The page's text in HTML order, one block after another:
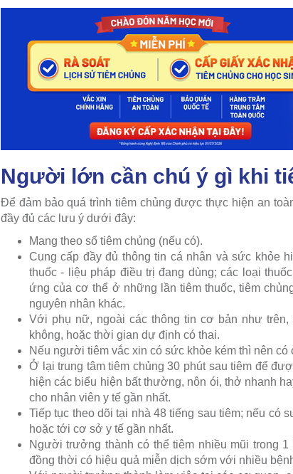
Người lớn cần chú ý gì khi
Để đảm bảo quá trình tiêm chủng được thực hiện an
đầy đủ các lưu ý dưới đây:
Mang theo sổ tiêm chủng (nếu có).
Cung cấp đầy đủ thông tin cá nhân và sức khỏe
thuốc - liệu pháp điều trị đang dùng; các loại
ứng của cơ thể ở những lần tiêm thuốc, tiêm
nguyên nhân khác.
Với phụ nữ, ngoài các thông tin cơ bản như
không, hoặc thời gian dự định có thai.
Nếu người tiêm vắc xin có sức khỏe kém thì nên có
Ở lại trung tâm tiêm chủng 30 phút sau tiêm để
hiện các biểu hiện bất thường, nôn ói, thở nhanh
cho nhân viên y tế gần nhất.
Tiếp tục theo dõi tại nhà 48 tiếng sau tiêm; nếu có
hoặc tới cơ sở y tế gần nhất.
Người trưởng thành có thể tiêm nhiều mũi trong
đồng thời có hiệu quả miễn dịch sớm với nhiều